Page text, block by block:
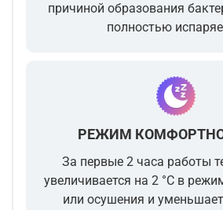
причиной образования
полностью
РЕЖИМ
За первые 2 часа работы
увеличивается на 2 °С в
или осушения и